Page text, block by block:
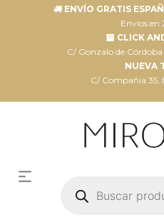
ENVÍO GRATIS
Envíos en
CLICK
C/ Gonzalo de
NUEVA
C/ Compañia 35,
productos